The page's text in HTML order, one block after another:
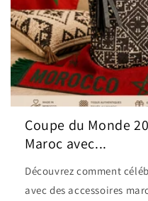
Coupe du Monde
Maroc avec...
Découvrez comment
avec des accessoires